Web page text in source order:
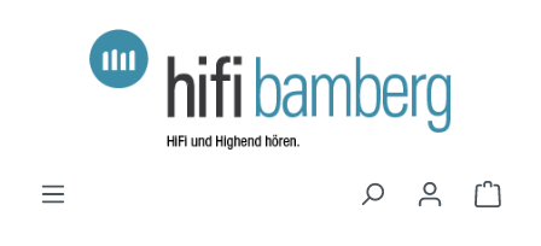
Zum Hauptinhalt springen